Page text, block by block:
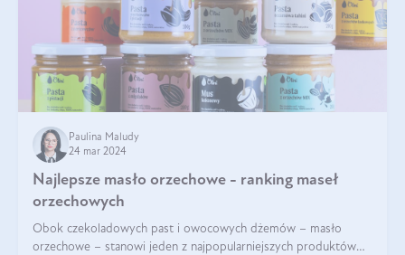
Paulina Maludy
24 mar 2024
Najlepsze masło orzechowe - ranking maseł
orzechowych
Obok czekoladowych past i owocowych dżemów – masło
orzechowe – stanowi jeden z najpopularniejszych produktów